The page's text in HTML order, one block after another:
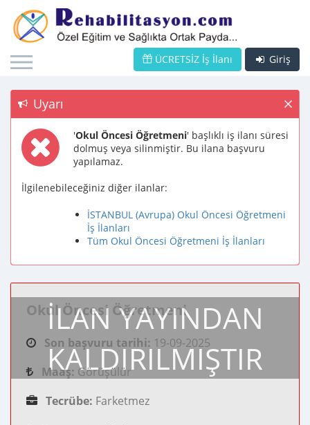
Giriş
ÜCRETSİZ İş İlanı
Uyarı
'Okul Öncesi Öğretmeni' başlıklı iş ilanı süresi
dolmuş veya silinmiştir. Bu ilana başvuru
yapılamaz.
İlgilenebileceğiniz diğer ilanlar:
İSTANBUL (Avrupa) Okul Öncesi Öğretmeni
İş İlanları
Tüm Okul Öncesi Öğretmeni İş İlanları
İLAN YAYINDAN
KALDIRILMIŞTIR
Okul Öncesi Öğretmeni
Son başvuru tarihi: 19-09-2025
Maaş: Görüşülür
Tecrübe: Farketmez